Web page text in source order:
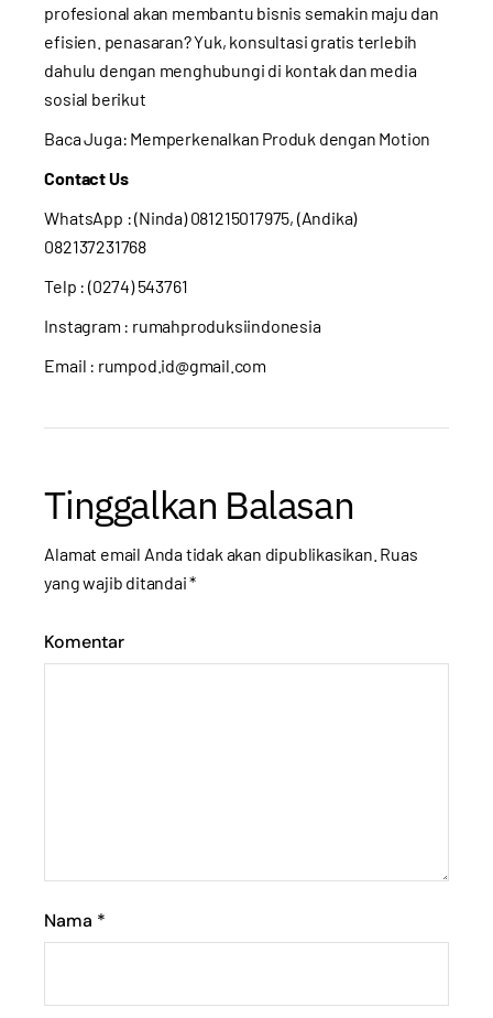
profesional akan membantu bisnis semakin maju dan
efisien. penasaran? Yuk, konsultasi gratis terlebih
dahulu dengan menghubungi di kontak dan media
sosial berikut
Baca Juga: Memperkenalkan Produk dengan Motion
Contact Us
WhatsApp : (Ninda) 081215017975, (Andika)
082137231768
Telp : (0274) 543761
Instagram : rumahproduksiindonesia
Email : rumpod.id@gmail.com
Tinggalkan Balasan
Alamat email Anda tidak akan dipublikasikan. Ruas
yang wajib ditandai*
Komentar
Nama *